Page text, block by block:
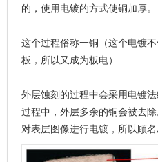
的，使用电镀的方式使铜加厚。
这个过程俗称一铜（这个电镀
板，所以又成为板电）
外层蚀刻的过程中会采用电镀法
过程中，外层多余的铜会被去
对表层图像进行电镀，所以顾